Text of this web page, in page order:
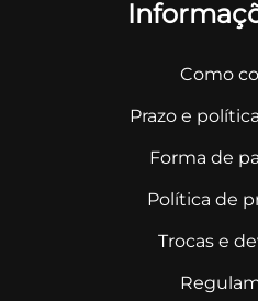
Como
Prazo e
Forma de
Política de
Trocas e